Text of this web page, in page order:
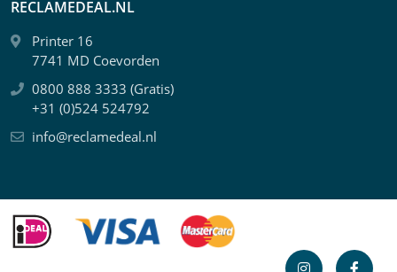
RECLAMEDEAL.NL
Printer 16
7741 MD Coevorden
0800 888 3333 (Gratis)
+31 (0)524 524792
info@reclamedeal.nl